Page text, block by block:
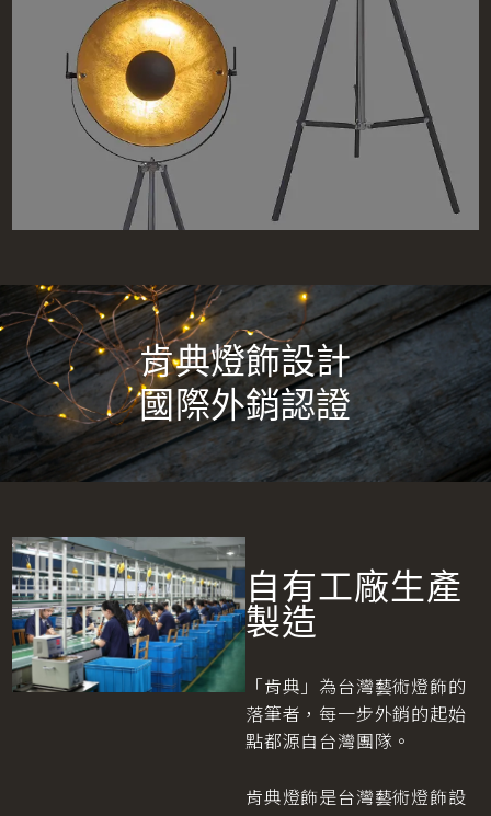
肯典燈飾設計
國際外銷認證
自有工廠生產
製造
「肯典」為台灣藝術燈飾的
落筆者，每一步外銷的起始
點都源自台灣團隊。
肯典燈飾是台灣藝術燈飾設